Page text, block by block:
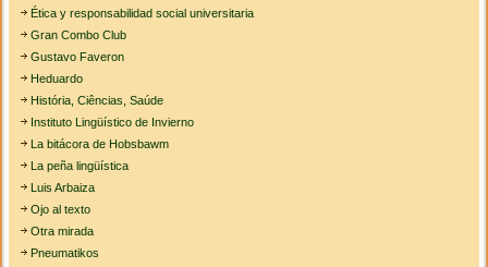
Ética y responsabilidad social universitaria
Gran Combo Club
Gustavo Faveron
Heduardo
História, Ciências, Saúde
Instituto Lingüístico de Invierno
La bitácora de Hobsbawm
La peña lingüística
Luis Arbaiza
Ojo al texto
Otra mirada
Pneumatikos